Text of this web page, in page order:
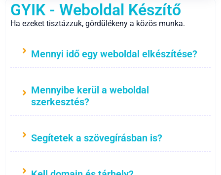
GYIK - Weboldal Készítő
Ha ezeket tisztázzuk, gördülékeny a közös munka.
Mennyi idő egy weboldal elkészítése?
Mennyibe kerül a weboldal
szerkesztés?
Segítetek a szövegírásban is?